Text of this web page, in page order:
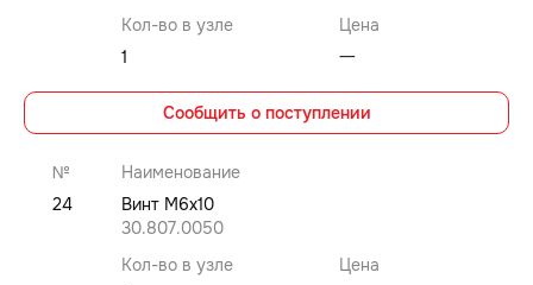
Кол-во в узле
Цена
1
⼀
Сообщить о поступлении
№
Наименование
24
Винт M6x10
30.807.0050
Кол-во в узле
Цена